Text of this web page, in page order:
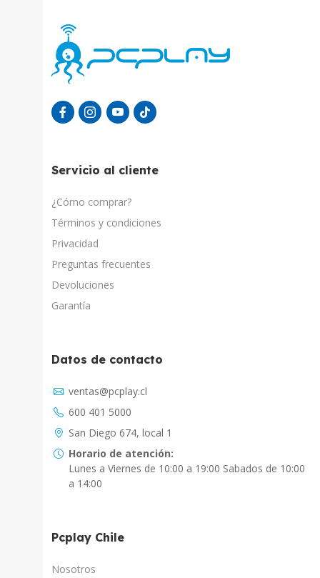
Servicio al cliente
¿Cómo comprar?
Términos y condiciones
Privacidad
Preguntas frecuentes
Devoluciones
Garantía
Datos de contacto
ventas@pcplay.cl
600 401 5000
San Diego 674, local 1
Horario de atención:
Lunes a Viernes de 10:00 a 19:00 Sabados de 10:00
a 14:00
Pcplay Chile
Nosotros
Chat con IA
PcPlay Santiago / Web
Hola soy Freddy, en que puedo ayudarte...
PcPlay Santiago / Tienda
PCPlay Osorno